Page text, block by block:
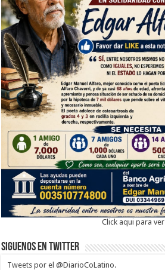
Click aqui para ver
Siguenos en twitter
Tweets por el @DiarioCoLatino.